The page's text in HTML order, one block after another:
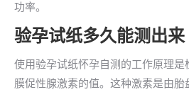
功率。
验孕试纸多久能测出来
使用验孕试纸怀孕自测的工作原理是
膜促性腺激素的值。这种激素是由